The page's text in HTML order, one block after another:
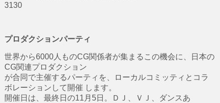
3130
プロダクションパーティ
世界から6000人ものCG関係者が集まるこの機会に、日本の
CG関連プロダクション
が合同で主催するパーティを、ローカルコミッティとコラ
ボレーションして開催 します。
開催日は、最終日の11月5日。ＤＪ、ＶＪ、ダンスあ